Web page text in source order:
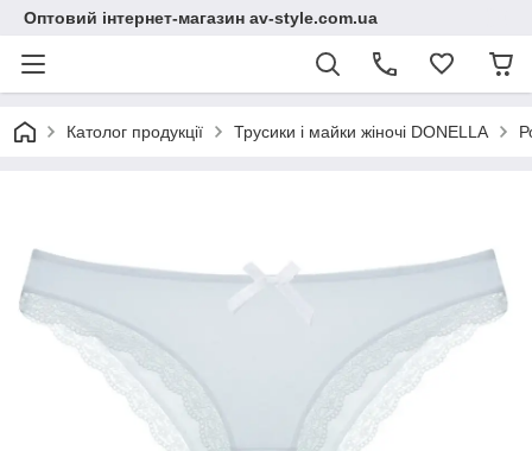
Оптовий інтернет-магазин av-style.com.ua
Католог продукції Трусики і майки жіночі DONELLA